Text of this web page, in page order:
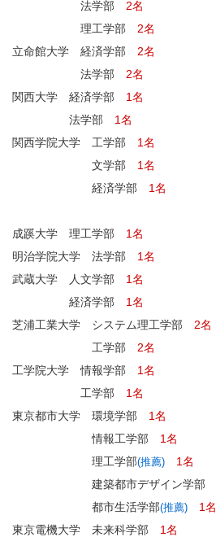
法学部 2名
理工学部 2名
立命館大学 経済学部 2名
法学部 2名
関西大学 経済学部 1名
法学部 1名
関西学院大学 工学部 1名
文学部 1名
経済学部 1名
成蹊大学 理工学部 1名
明治学院大学 法学部 1名
武蔵大学 人文学部 1名
経済学部 1名
芝浦工業大学 システム理工学部 2名
工学部 2名
工学院大学 情報学部 1名
工学部 1名
東京都市大学 環境学部 1名
情報工学部 1名
理工学部(推薦)
1名
建築都市デザイン学部
都市生活学部(推薦)
1名
東京電機大学 未来科学部 1名